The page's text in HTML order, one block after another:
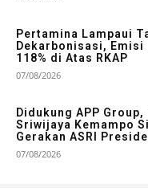
Pertamina Lampaui
Dekarbonisasi, Emisi
118% di Atas RKAP
07/08/2026
Didukung APP
Sriwijaya Kemampo
Gerakan ASRI
07/08/2026